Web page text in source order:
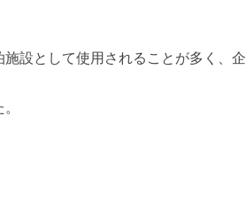
設として使用されることが多く、